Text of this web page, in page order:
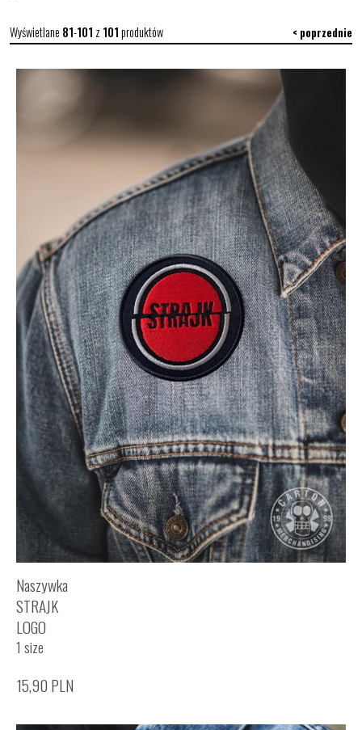
Wyświetlane 81-101 z 101produktów < poprzednie
Naszywka
STRAJK
LOGO
1 size
15,90 PLN